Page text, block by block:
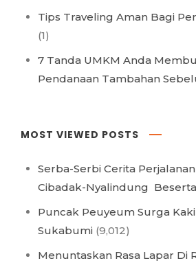
Tips Traveling Aman Bagi
(1)
7 Tanda UMKM Anda
Pendanaan Tambahan
MOST VIEWED POSTS
Serba-Serbi Cerita
Cibadak-Nyalindung
Puncak Peuyeum Surga
Sukabumi (9,012)
Menuntaskan Rasa Lapar Di